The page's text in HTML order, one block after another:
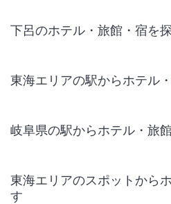
下呂のホテル・旅館・宿を
東海エリアの駅からホテル
岐阜県の駅からホテル・旅
東海エリアのスポットから
す